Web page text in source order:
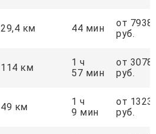
29,4 км 44 мин
от 7938
руб.
114 км
1 ч
57 мин
от 3078
руб.
49 км
1 ч
9 мин
от 1323
руб.